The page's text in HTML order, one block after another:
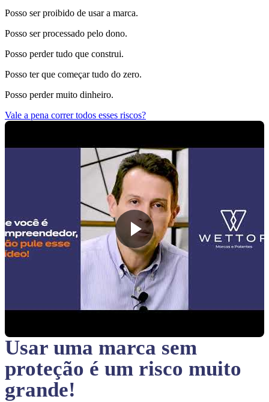
Posso ser proibido de usar a marca.
Posso ser processado pelo dono.
Posso perder tudo que construi.
Posso ter que começar tudo do zero.
Posso perder muito dinheiro.
Vale a pena correr todos esses riscos?
Usar uma marca sem
proteção é um risco muito
grande!